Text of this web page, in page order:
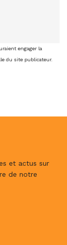
engager la
du site publicateur.
et actus sur
de notre